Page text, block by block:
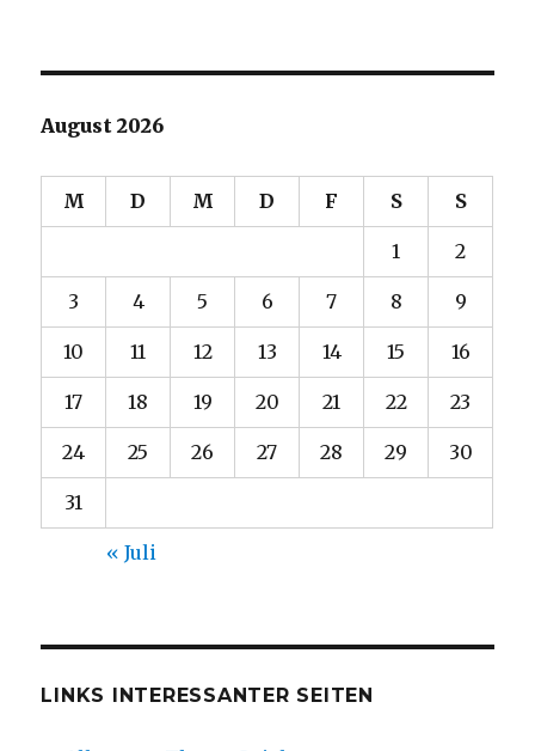
August 2026
M D M D F S S
1 2
3 4 5 6 7 8 9
10 11 12 13 14 15 16
17 18 19 20 21 22 23
24 25 26 27 28 29 30
31
« Juli
LINKS INTERESSANTER SEITEN